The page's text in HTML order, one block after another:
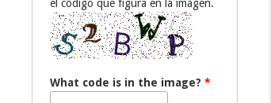
el código que figura en la imagen.
What code is in the image? *